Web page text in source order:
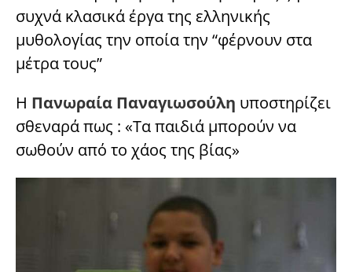
συχνά κλασικά έργα της ελληνικής
μυθολογίας την οποία την “φέρνουν στα
μέτρα τους”
Η Πανωραία Παναγιωσούλη υποστηρίζει
σθεναρά πως : «Τα παιδιά μπορούν να
σωθούν από το χάος της βίας»